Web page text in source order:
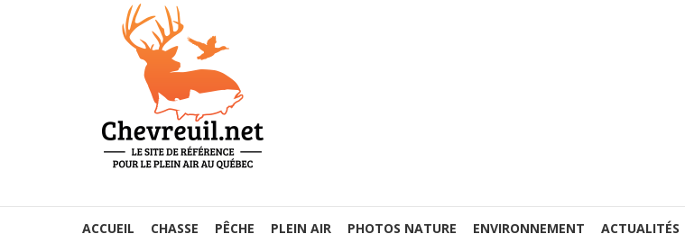
ACCUEIL CHASSE PÊCHE PLEIN AIR PHOTOS NATURE ENVIRONNEMENT ACTUALITÉS